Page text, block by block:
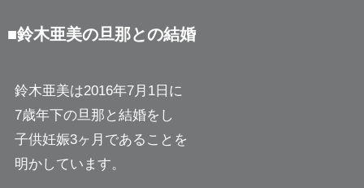
■鈴木亜美の旦那との結婚
鈴木亜美は2016年7月1日に
7歳年下の旦那と結婚をし
子供妊娠3ヶ月であることを
明かしています。